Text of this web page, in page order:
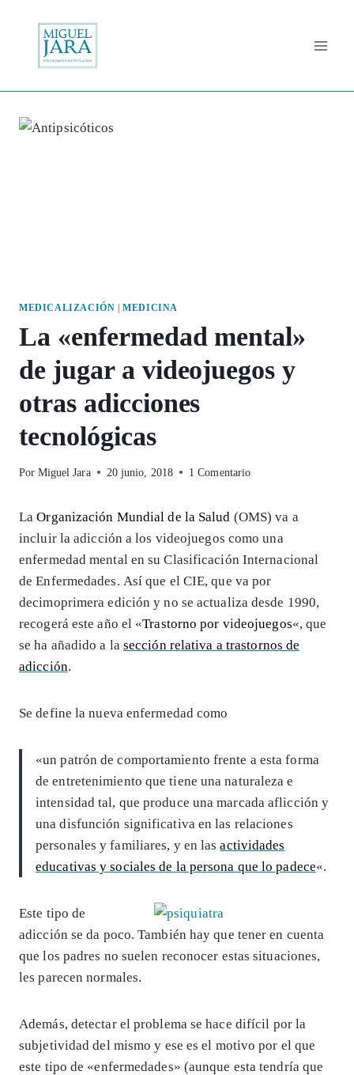
contenido
MEDICALIZACIÓN |MEDICINA
La «enfermedad mental»
de jugar a videojuegos y
otras adicciones
tecnológicas
Por Miguel Jara 20 junio, 2018 1 Comentario
LaOrganización Mundial de la Salud (OMS) va a
incluir la adicción a los videojuegos como una
enfermedad mental en su Clasificación Internacional
de Enfermedades. Así que el CIE, que va por
decimoprimera edición y no se actualiza desde 1990,
recogerá este año el «Trastorno por videojuegos«, que
se ha añadido a la sección relativa a trastornos de
adicción.
Se define la nueva enfermedad como
«un patrón de comportamiento frente a esta forma
de entretenimiento que tiene una naturaleza e
intensidad tal, que produce una marcada aflicción y
una disfunción significativa en las relaciones
personales y familiares, y en lasactividades
educativas y sociales de la persona que lo padece«.
Este tipo de
adicción se da poco. También hay que tener en cuenta
que los padres no suelen reconocer estas situaciones,
les parecen normales.
Además, detectar el problema se hace difícil por la
subjetividad del mismo y ese es el motivo por el que
este tipo de «enfermedades» (aunque esta tendría que